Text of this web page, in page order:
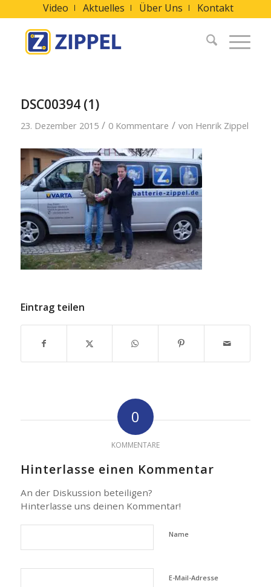
Video Aktuelles Über Uns Kontakt
DSC00394 (1)
23. Dezember 2015 / 0 Kommentare / von Henrik Zippel
Eintrag teilen
0
KOMMENTARE
Hinterlasse einen Kommentar
An der Diskussion beteiligen?
Hinterlasse uns deinen Kommentar!
Name
E-Mail-Adresse